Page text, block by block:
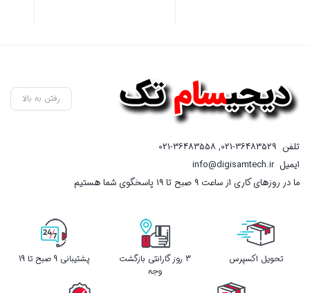
رفتن به بالا
تلفن 021-36483529
,
021-36483558
ایمیلinfo@digisamtech.ir
ما در روزهای کاری از ساعت ۹ صبح تا ۱۹ پاسخگوی شما هستیم
تحویل اکسپرس
3 روز گارانتی بازگشت
وجه
پشتیبانی 9 صبح تا 19